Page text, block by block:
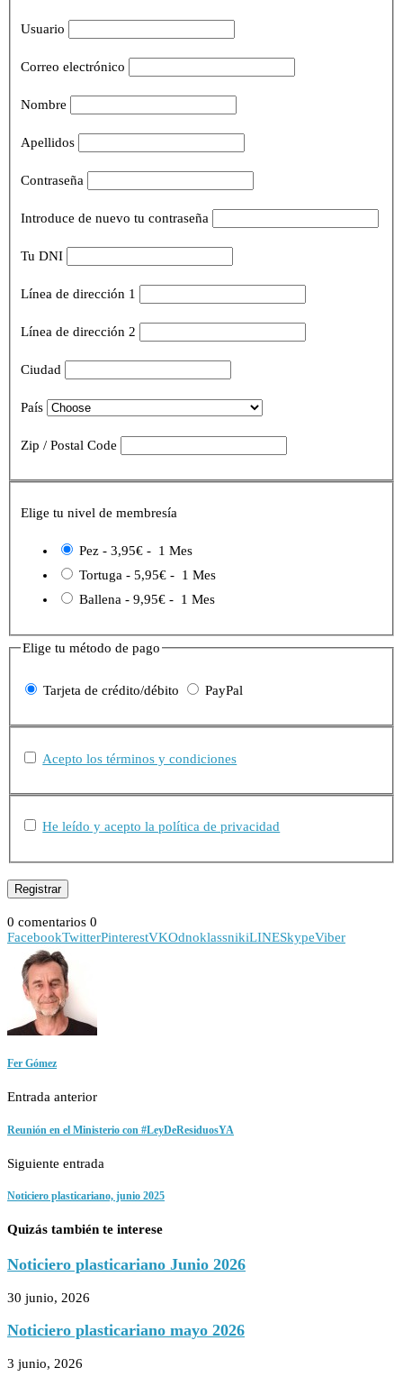
Usuario
Correo electrónico
Nombre
Apellidos
Contraseña
Introduce de nuevo tu contraseña
Tu DNI
Línea de dirección 1
Línea de dirección 2
Ciudad
País
Zip / Postal Code
Elige tu nivel de membresía
Pez -3,95€ - 1 Mes
Tortuga -5,95€ - 1 Mes
Ballena -9,95€ - 1 Mes
Elige tu método de pago
Tarjeta de crédito/débito PayPal
Acepto los términos y condiciones
He leído y acepto la política de privacidad
0 comentarios 0
FacebookTwitterPinterestVKOdnoklassnikiLINESkypeViber
Fer Gómez
Entrada anterior
Reunión en el Ministerio con #LeyDeResiduosYA
Siguiente entrada
Noticiero plasticariano, junio 2025
Quizás también te interese
Noticiero plasticariano Junio 2026
30 junio, 2026
Noticiero plasticariano mayo 2026
3 junio, 2026